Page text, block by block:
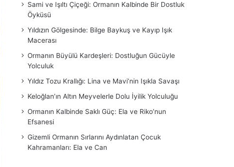
Sami ve Işıltı Çiçeği: Ormanın Kalbinde Bir Dostluk
Öyküsü
Yıldızın Gölgesinde: Bilge Baykuş ve Kayıp Işık
Macerası
Ormanın Büyülü Kardeşleri: Dostluğun Gücüyle
Yolculuk
Yıldız Tozu Krallığı: Lina ve Mavi’nin Işıkla Savaşı
Keloğlan’ın Altın Meyvelerle Dolu İyilik Yolculuğu
Ormanın Kalbinde Saklı Güç: Ela ve Riko’nun
Efsanesi
Gizemli Ormanın Sırlarını Aydınlatan Çocuk
Kahramanları: Ela ve Can